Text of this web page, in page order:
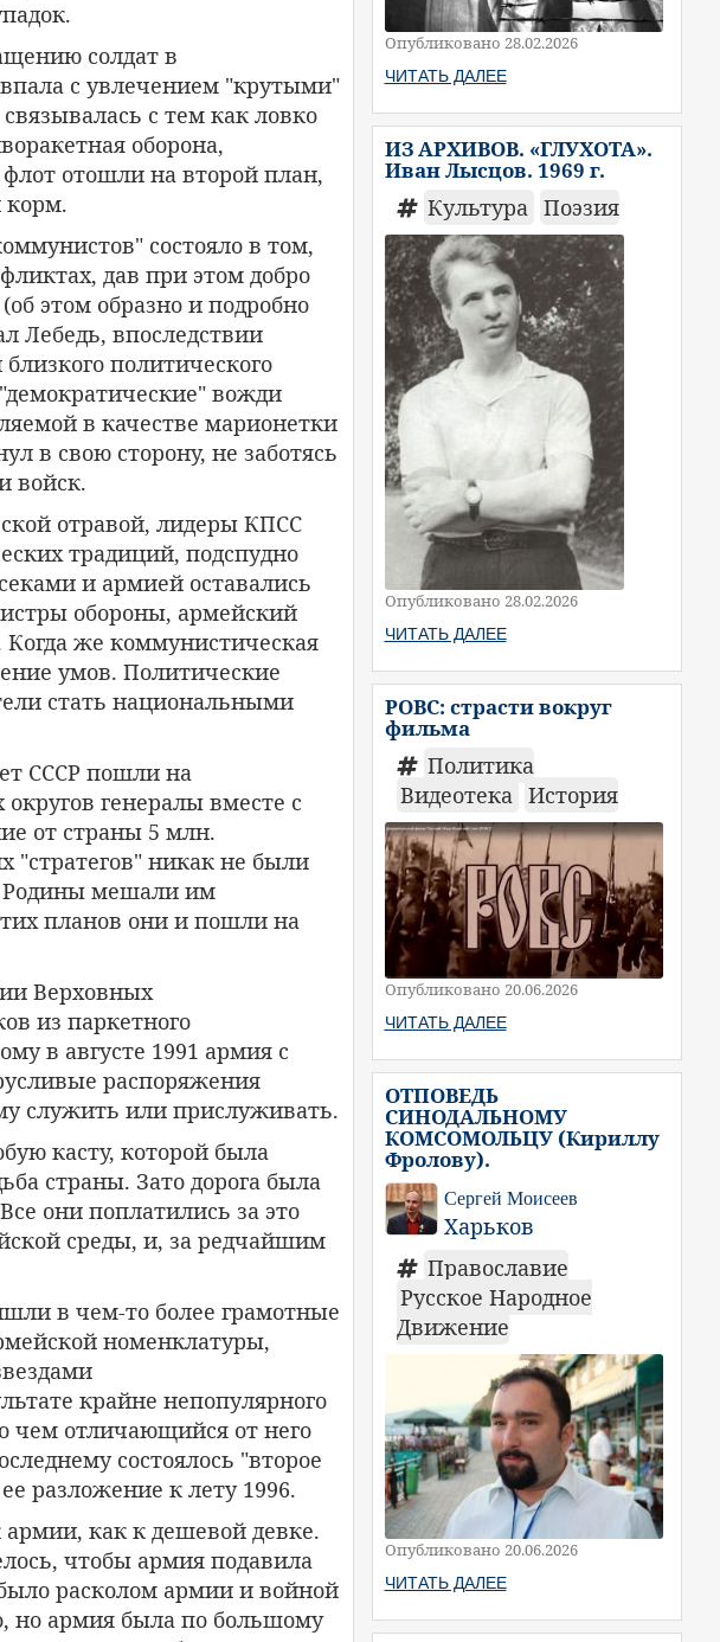
солдат в
с увлечением "крутыми"
с тем как ловко
оборона,
отошли на второй план,
состояло в том,
дав при этом добро
этом образно и подробно
Лебедь, впоследствии
политического
вожди
в качестве марионетки
в свою сторону, не заботясь
войск.
отравой, лидеры КПСС
традиций, подспудно
и армией оставались
обороны, армейский
Когда же коммунистическая
умов. Политические
стать национальными
СССР пошли на
округов генералы вместе с
от страны 5 млн.
"стратегов" никак не были
Родины мешали им
планов они и пошли на
Верховных
из паркетного
в августе 1991 армия с
распоряжения
служить или прислуживать.
касту, которой была
страны. Зато дорога была
они поплатились за это
среды, и, за редчайшим
в чем-то более грамотные
номенклатуры,
крайне непопулярного
чем отличающийся от него
состоялось "второе
разложение к лету 1996.
как к дешевой девке.
чтобы армия подавила
расколом армии и войной
но армия была по большому
Опубликовано 28.02.2026
ЧИТАТЬ ДАЛЕЕ
ИЗ АРХИВОВ. «ГЛУХОТА».
Иван Лысцов. 1969 г.
Культура Поэзия
Опубликовано 28.02.2026
ЧИТАТЬ ДАЛЕЕ
РОВС: страсти вокруг
фильма
Политика
Видеотека История
Опубликовано 20.06.2026
ЧИТАТЬ ДАЛЕЕ
ОТПОВЕДЬ
СИНОДАЛЬНОМУ
КОМСОМОЛЬЦУ (Кириллу
Фролову).
Сергей Моисеев
Харьков
Православие
Русское Народное
Движение
Опубликовано 20.06.2026
ЧИТАТЬ ДАЛЕЕ